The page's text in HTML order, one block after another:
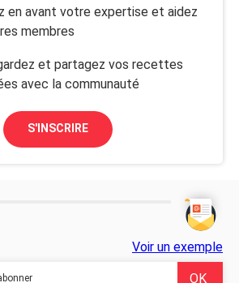
en avant votre expertise et aidez
membres
et partagez vos recettes
avec la communauté
S'INSCRIRE
Voir un exemple